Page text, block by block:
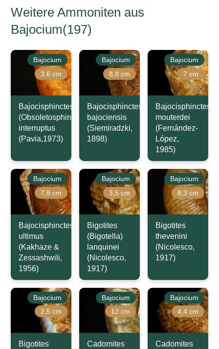
Weitere Ammoniten aus
Bajocium(197)
Bajocium
3,6 cm
Bajocisphinctes
(Obsoletosphinctes)
interruptus
(Pavia,1973)
Bajocium
8,8 cm
Bajocisphinctes
bajociensis
(Siemiradzki,
1898)
Bajocium
7 cm
Bajocisphinctes
mouterdei
(Fernández-
López,
1985)
Bajocium
7,8 cm
Bajocisphinctes
ultimus
(Kakhaze &
Zessashwili,
1956)
Bajocium
3,5 cm
Bigotites
(Bigotella)
lanquinei
(Nicolesco,
1917)
Bajocium
8,3 cm
Bigotites
thevenini
(Nicolesco,
1917)
Bajocium
2,5 cm
Bigotites
Bajocium
12 cm
Cadomites
Bajocium
4,4 cm
Cadomites